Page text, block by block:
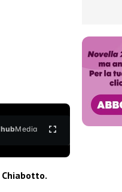
hubMedia
Chiabotto.